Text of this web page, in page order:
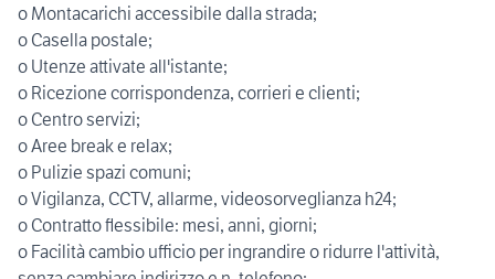
o Montacarichi accessibile dalla strada;
o Casella postale;
o Utenze attivate all'istante;
o Ricezione corrispondenza, corrieri e clienti;
o Centro servizi;
o Aree break e relax;
o Pulizie spazi comuni;
o Vigilanza, CCTV, allarme, videosorveglianza h24;
o Contratto flessibile: mesi, anni, giorni;
o Facilità cambio ufficio per ingrandire o ridurre l'attività,